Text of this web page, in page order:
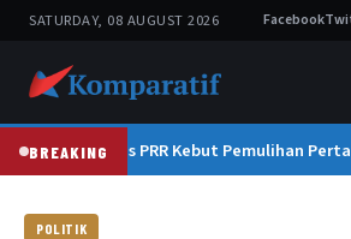
SATURDAY, 08 AUGUST 2026 Facebook
BREAKINGSatgas PRR Kebut Pemulihan
POLITIK